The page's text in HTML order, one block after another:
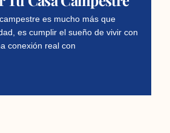
es mucho más que
es cumplir el sueño de vivir con
conexión real con